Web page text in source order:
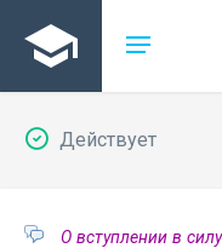
Действует
О вступлении в